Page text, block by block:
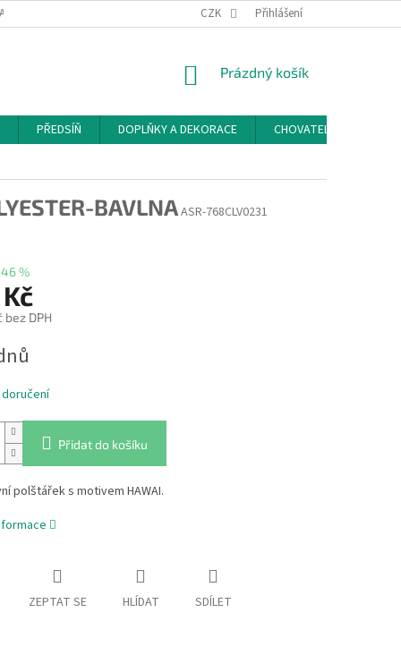
A ODSTOUPENÍ OD SMLOUVY PODMÍNKY OCHRANY OSOBNÍCH ÚDAJŮ
CZK Přihlášení
NÁKUPNÍ
Prázdný košík
PŘEDSÍŇ DOPLŇKY A DEKORACE CHOVATELSKÉ
BAVLNAASR-768CLV0231
%
bez DPH
Přidat do košíku
polštářek s motivem HAWAI.
ZEPTAT SE HLÍDAT SDÍLET